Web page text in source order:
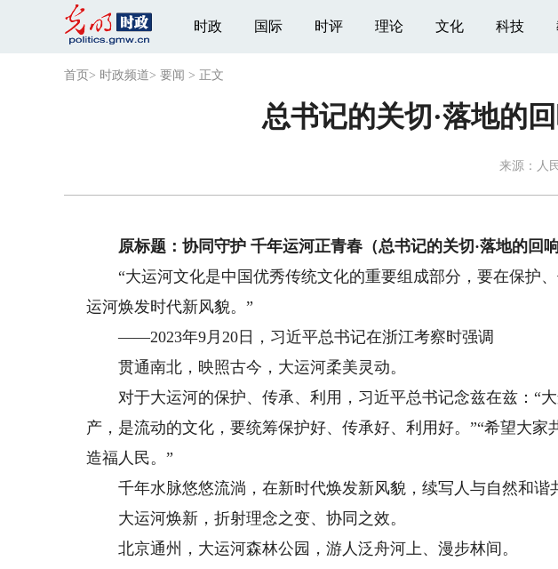
时政 国际 时评 理论 文化 科技
首页 > 时政频道> 要闻 > 正文
总书记的关切·落地的
来源： 人
原标题：协同守护 千年运河正青春（总书记的关切·落地的回响
“大运河文化是中国优秀传统文化的重要组成部分，要在保护、
运河焕发时代新风貌。”
——2023年9月20日，习近平总书记在浙江考察时强调
贯通南北，映照古今，大运河柔美灵动。
对于大运河的保护、传承、利用，习近平总书记念兹在兹：“
产，是流动的文化，要统筹保护好、传承好、利用好。”“希望大家
造福人民。”
千年水脉悠悠流淌，在新时代焕发新风貌，续写人与自然和谐
大运河焕新，折射理念之变、协同之效。
北京通州，大运河森林公园，游人泛舟河上、漫步林间。